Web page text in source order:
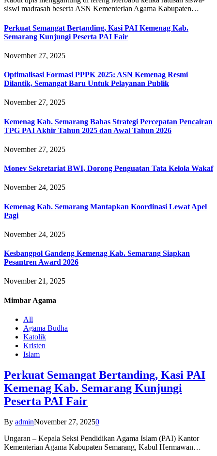
siswi madrasah beserta ASN Kementerian Agama Kabupaten…
Perkuat Semangat Bertanding, Kasi PAI Kemenag Kab.
Semarang Kunjungi Peserta PAI Fair
November 27, 2025
Optimalisasi Formasi PPPK 2025: ASN Kemenag Resmi
Dilantik, Semangat Baru Untuk Pelayanan Publik
November 27, 2025
Kemenag Kab. Semarang Bahas Strategi Percepatan Pencairan
TPG PAI Akhir Tahun 2025 dan Awal Tahun 2026
November 27, 2025
Monev Sekretariat BWI, Dorong Penguatan Tata Kelola Wakaf
November 24, 2025
Kemenag Kab. Semarang Mantapkan Koordinasi Lewat Apel
Pagi
November 24, 2025
Kesbangpol Gandeng Kemenag Kab. Semarang Siapkan
Pesantren Award 2026
November 21, 2025
Mimbar Agama
All
Agama Budha
Katolik
Kristen
Islam
Perkuat Semangat Bertanding, Kasi PAI
Kemenag Kab. Semarang Kunjungi
Peserta PAI Fair
By adminNovember 27, 20250
Ungaran – Kepala Seksi Pendidikan Agama Islam (PAI) Kantor
Kementerian Agama Kabupaten Semarang, Kabul Hermawan…